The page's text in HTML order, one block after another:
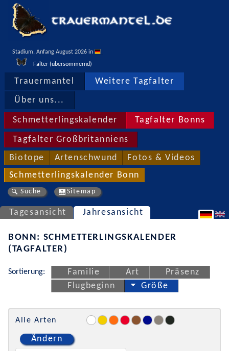
Stadium, Anfang August 2026 in
Falter (übersommernd)
Trauermantel Weitere Tagfalter
Über uns...
Schmetterlingskalender Tagfalter Bonns
Tagfalter Großbritanniens
Biotope Artenschwund Fotos & Videos
Schmetterlingskalender Bonn
Suche Sitemap
Tagesansicht Jahresansicht
BONN: SCHMETTERLINGSKALENDER
(TAGFALTER)
Sortierung: Familie Art
Präsenz
Flugbeginn
Größe
Alle Arten
Ändern